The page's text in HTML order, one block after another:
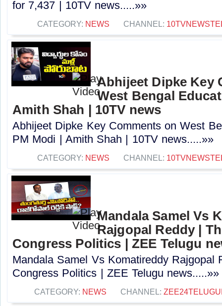
for 7,437 | 10TV news.....»»
CATEGORY: NEWS CHANNEL:
Abhijeet Dipke Key
West Bengal
Amith Shah | 10TV news
Abhijeet Dipke Key Comments on West
PM Modi | Amith Shah | 10TV news.....»»
CATEGORY: NEWS CHANNEL:
Mandala Samel Vs
Rajgopal Reddy |
Congress Politics | ZEE Telugu
Mandala Samel Vs Komatireddy Rajgopal
Congress Politics | ZEE Telugu news.....»»
CATEGORY: NEWS CHANNEL: